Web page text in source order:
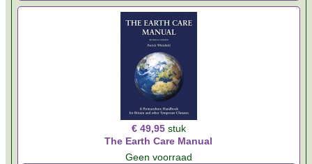
€ 49,95 stuk
The Earth Care Manual
Geen voorraad